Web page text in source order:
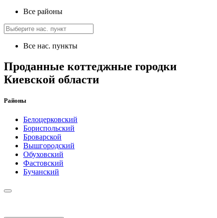
Все районы
Все нас. пункты
Проданные коттеджные городки
Киевской области
Районы
Белоцерковский
Бориспольский
Броварской
Вышгородский
Обуховский
Фастовский
Бучанский